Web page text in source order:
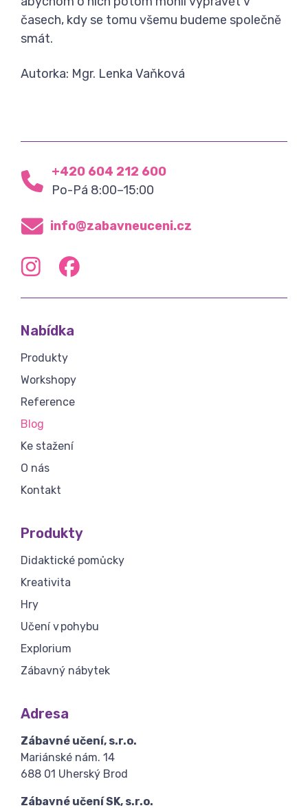
časech, kdy se tomu všemu budeme společně
smát.
Autorka: Mgr. Lenka Vaňková
+420 604 212 600
Po-Pá 8:00–15:00
info@zabavneuceni.cz
Nabídka
Produkty
Workshopy
Reference
Blog
Ke stažení
O nás
Kontakt
Produkty
Didaktické pomůcky
Kreativita
Hry
Učení v pohybu
Explorium
Zábavný nábytek
Adresa
Zábavné učení, s.r.o.
Mariánské nám. 14
688 01 Uherský Brod
Zábavné učení SK, s.r.o.